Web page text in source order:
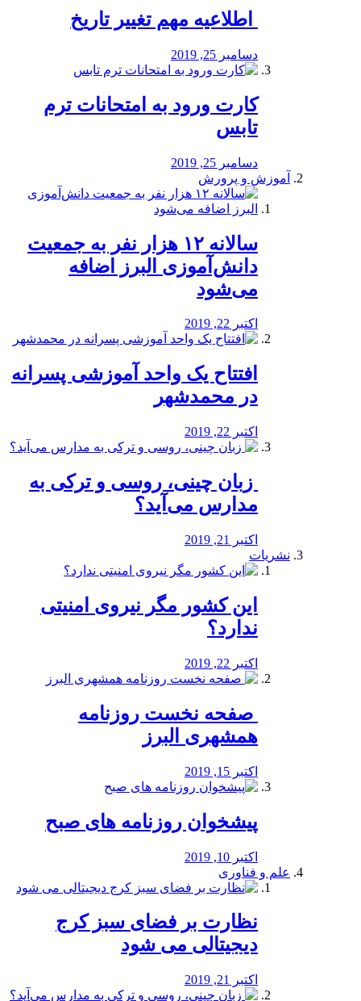
️ اطلاعیه مهم تغییر تاریخ
دسامبر 25, 2019
کارت ورود به امتحانات ترم
تابس
دسامبر 25, 2019
آموزش و پرورش
️سالانه ۱۲ هزار نفر به جمعیت
دانش‌آموزی البرز اضافه
می‌شود
اکتبر 22, 2019
افتتاح یک واحد آموزشی پسرانه
در محمدشهر
اکتبر 22, 2019
️ زبان چینی، روسی و ترکی به
مدارس می‌آید؟
اکتبر 21, 2019
نشریات
این کشور مگر نیروی امنیتی
ندارد؟
اکتبر 22, 2019
️ صفحه نخست روزنامه‌
همشهری البرز
اکتبر 15, 2019
پیشخوان روزنامه های صبح
اکتبر 10, 2019
علم و فناوری
نظارت بر فضای سبز کرج
دیجیتالی می شود
اکتبر 21, 2019